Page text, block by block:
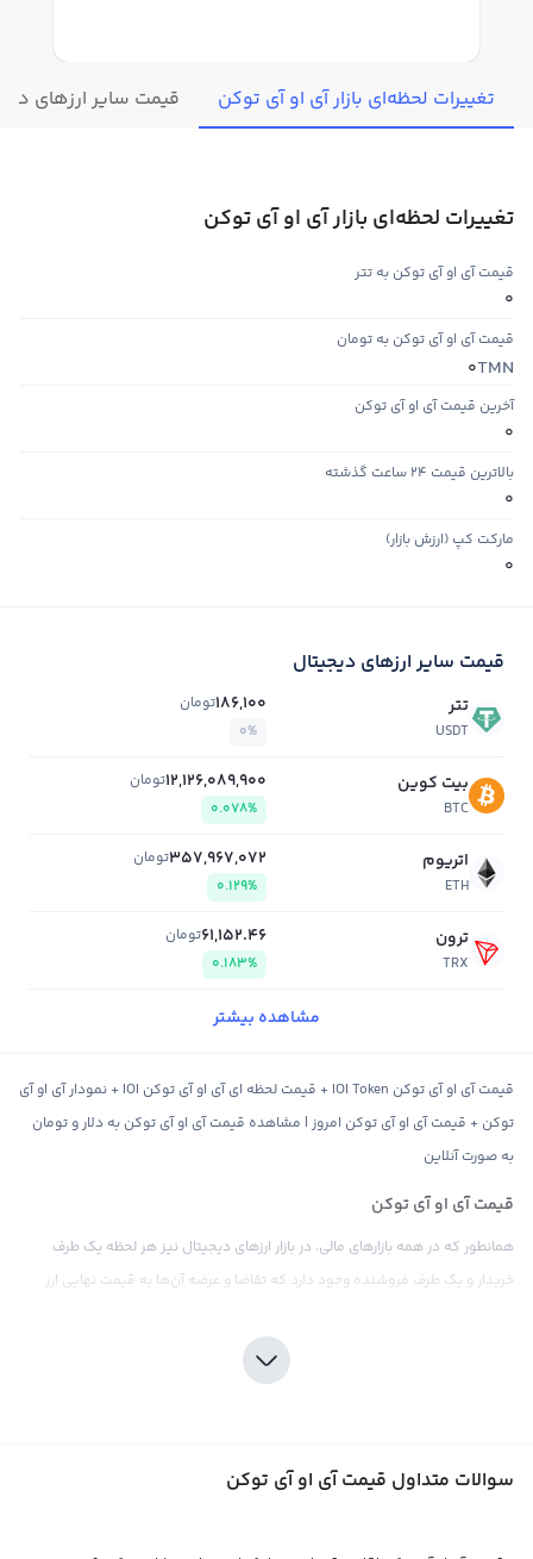
تغییرات لحظه‌ای بازار آی او آی توکن قیمت سایر ارزهای
تغییرات لحظه‌ای بازار آی او آی توکن
قیمت آی او آی توکن به تتر
0
قیمت آی او آی توکن به تومان
TMN
0
آخرین قیمت آی او آی توکن
0
بالاترین قیمت ۲۴ ساعت گذشته
0
مارکت کپ (ارزش بازار)
0
قیمت سایر ارزهای دیجیتال
تتر
USDT
186,100تومان
0%
بیت کوین
BTC
12,126,089,900تومان
0.078%
اتریوم
ETH
357,967,072تومان
0.129%
ترون
TRX
61,152.46تومان
0.183%
مشاهده بیشتر
قیمت آی او آی توکن IOI Token + قیمت لحظه ای آی او آی توکن IOI + نمودار آی او آی
توکن + قیمت آی او آی توکن امروز | مشاهده قیمت آی او آی توکن به دلار و تومان
به صورت آنلاین
قیمت آی او آی توکن
همانطور که در همه بازارهای مالی، در بازار ارزهای دیجیتال نیز هر لحظه یک طرف
خریدار و یک طرف فروشنده وجود دارد که تقاضا و عرضه آن‌ها به قیمت نهایی ارز
توکن بر اساس فعالیت صرافی‌های ارز دیجیتال و وضعیت بازار نشان داده می‌شود و
تمامی تحولات اقتصادی، سیاسی، اجتماعی و همچنین آخرین اخبار مربوط به توکن آی
یوان یا معادل‌های دیجیتال مثل بیت کوین و اتریوم نشان داد. بیشتر صرافی‌های
سوالات متداول قیمت آی او آی توکن